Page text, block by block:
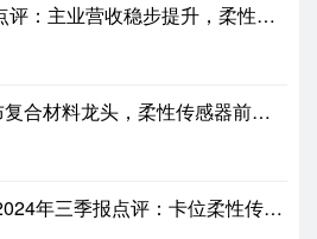
福莱新材2024年年报点评：主业营收稳步提升，柔性传感器打造第二成长曲线
福莱新材：功能性涂布复合材料龙头，柔性传感器前景广阔
福莱新材（605488）2024年三季报点评：卡位柔性传感器，主业稳步扩产